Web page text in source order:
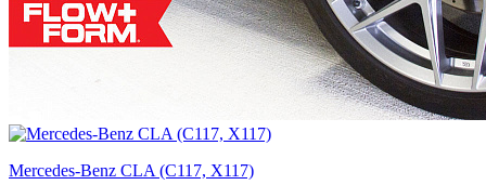
Mercedes-Benz CLA (C117, X117)